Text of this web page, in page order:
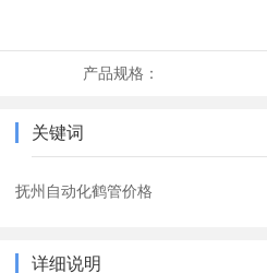
产品规格：
关键词
抚州自动化鹤管价格
详细说明